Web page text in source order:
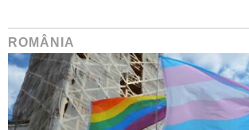
ROMÂNIA